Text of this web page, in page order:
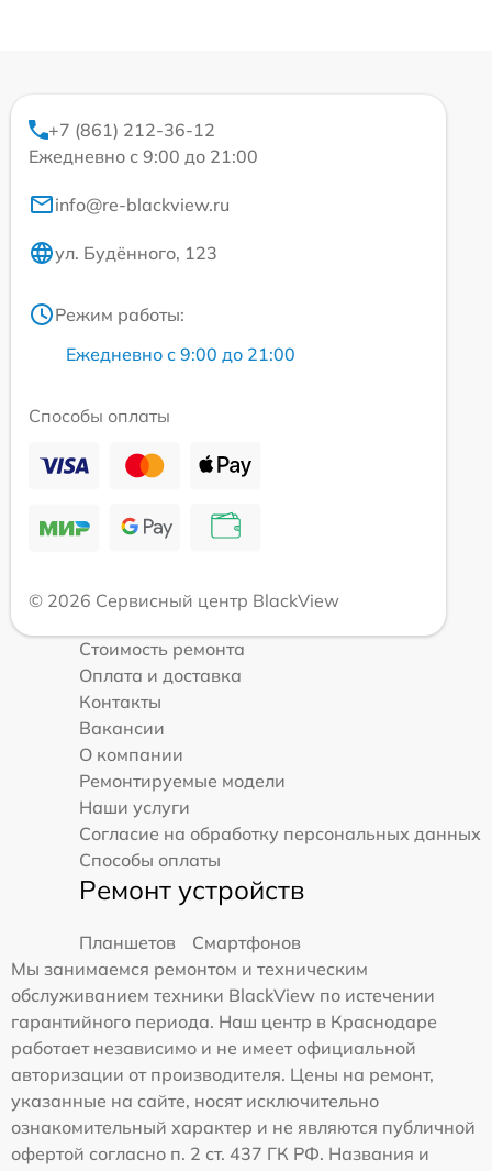
+7 (861) 212-36-12
Ежедневно с 9:00 до 21:00
info@re-blackview.ru
ул. Будённого, 123
Режим работы:
Ежедневно с 9:00 до 21:00
Способы оплаты
© 2026 Сервисный центр BlackView
Стоимость ремонта
Оплата и доставка
Контакты
Вакансии
О компании
Ремонтируемые модели
Наши услуги
Согласие на обработку персональных данных
Способы оплаты
Ремонт устройств
Планшетов
Смартфонов
Мы занимаемся ремонтом и техническим
обслуживанием техники BlackView по истечении
гарантийного периода. Наш центр в Краснодаре
работает независимо и не имеет официальной
авторизации от производителя. Цены на ремонт,
указанные на сайте, носят исключительно
ознакомительный характер и не являются публичной
офертой согласно п. 2 ст. 437 ГК РФ. Названия и